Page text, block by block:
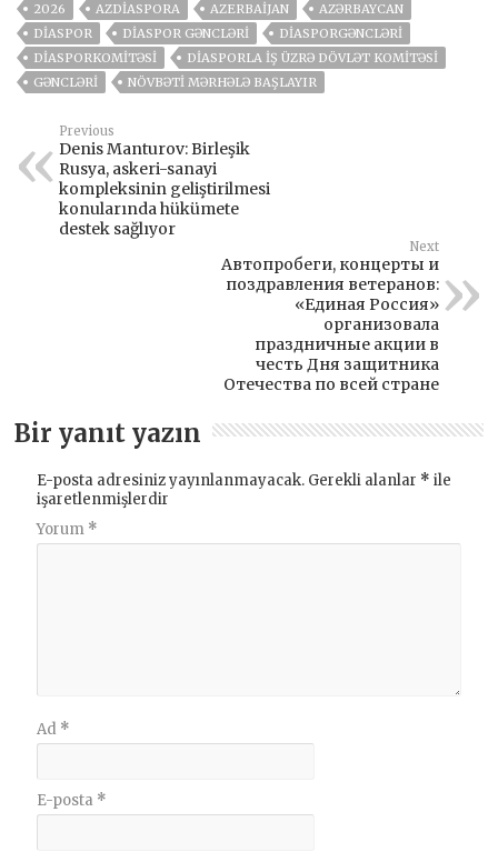
2026
AZDIASPORA AZERBAIJAN
AZƏRBAYCAN
DIASPOR
DIASPOR GƏNCLƏRI
DIASPORGƏNCLƏRI
DIASPORKOMITƏSI
DIASPORLA İŞ ÜZRƏ DÖVLƏT KOMITƏSI
GƏNCLƏRI
NÖVBƏTI MƏRHƏLƏ BAŞLAYIR
Previous
Denis Manturov: Birleşik
Rusya, askeri-sanayi
kompleksinin geliştirilmesi
konularında hükümete
destek sağlıyor
Next
Автопробеги, концерты и
поздравления ветеранов:
«Единая Россия»
организовала
праздничные акции в
честь Дня защитника
Отечества по всей стране
Bir yanıt yazın
E-posta adresiniz yayınlanmayacak. Gerekli alanlar * ile
işaretlenmişlerdir
Yorum *
Ad *
E-posta *